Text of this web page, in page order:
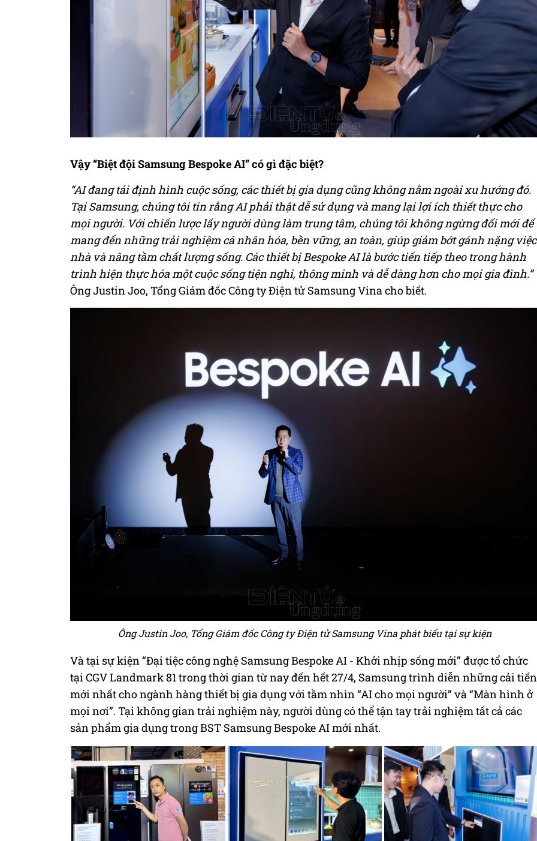
Vậy “Biệt đội Samsung Bespoke AI” có gì đặc biệt?
“AI đang tái định hình cuộc sống, các thiết bị gia dụng cũng không nằm ngoài xu hướng đó.
Tại Samsung, chúng tôi tin rằng AI phải thật dễ sử dụng và mang lại lợi ích thiết thực cho
mọi người. Với chiến lược lấy người dùng làm trung tâm, chúng tôi không ngừng đổi mới để
mang đến những trải nghiệm cá nhân hóa, bền vững, an toàn, giúp giảm bớt gánh nặng việc
nhà và nâng tầm chất lượng sống. Các thiết bị Bespoke AI là bước tiến tiếp theo trong hành
trình hiện thực hóa một cuộc sống tiện nghi, thông minh và dễ dàng hơn cho mọi gia đình.”
Ông Justin Joo, Tổng Giám đốc Công ty Điện tử Samsung Vina cho biết.
Ông Justin Joo, Tổng Giám đốc Công ty Điện tử Samsung Vina phát biểu tại sự kiện
Và tại sự kiện “Đại tiệc công nghệ Samsung Bespoke AI - Khởi nhịp sống mới” được tổ chức
tại CGV Landmark 81 trong thời gian từ nay đến hết 27/4, Samsung trình diễn những cải tiến
mới nhất cho ngành hàng thiết bị gia dụng với tầm nhìn “AI cho mọi người” và “Màn hình ở
mọi nơi”. Tại không gian trải nghiệm này, người dùng có thể tận tay trải nghiệm tất cả các
sản phẩm gia dụng trong BST Samsung Bespoke AI mới nhất.